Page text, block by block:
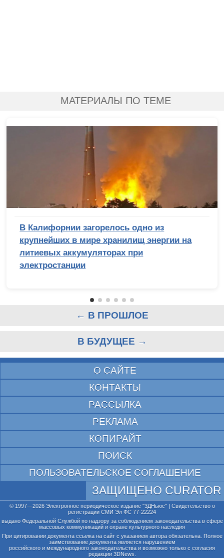
МАТЕРИАЛЫ ПО ТЕМЕ
В Калифорнии загорелось одно из
крупнейших в мире хранилищ энергии на
литиевых аккумуляторах при
электростанции
← В ПРОШЛОЕ
В БУДУЩЕЕ →
О САЙТЕ
КОНТАКТЫ
РАССЫЛКА
РЕКЛАМА
КОПИРАЙТ
ПОИСК
ПОЛЬЗОВАТЕЛЬСКОЕ СОГЛАШЕНИЕ
ЗАЩИЩЕНО CURATOR
© 1997—2026 Электронное периодическое издание "3ДНьюс" | Свидетельство о
регистрации СМИ Эл ФС 77-22224
выдано Федеральной Службой по надзору за соблюдением законодательства в сфере
массовых коммуникаций и охране культурного наследия
При цитировании документа ссылка на сайт с указанием автора обязательна. Полное
заимствование документа является нарушением
российского и международного законодательства и возможно только с согласия
редакции 3DNews.